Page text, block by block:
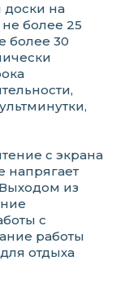
доски на
не более 25
более 30
с экрана
напрягает
из
с
работы
отдыха